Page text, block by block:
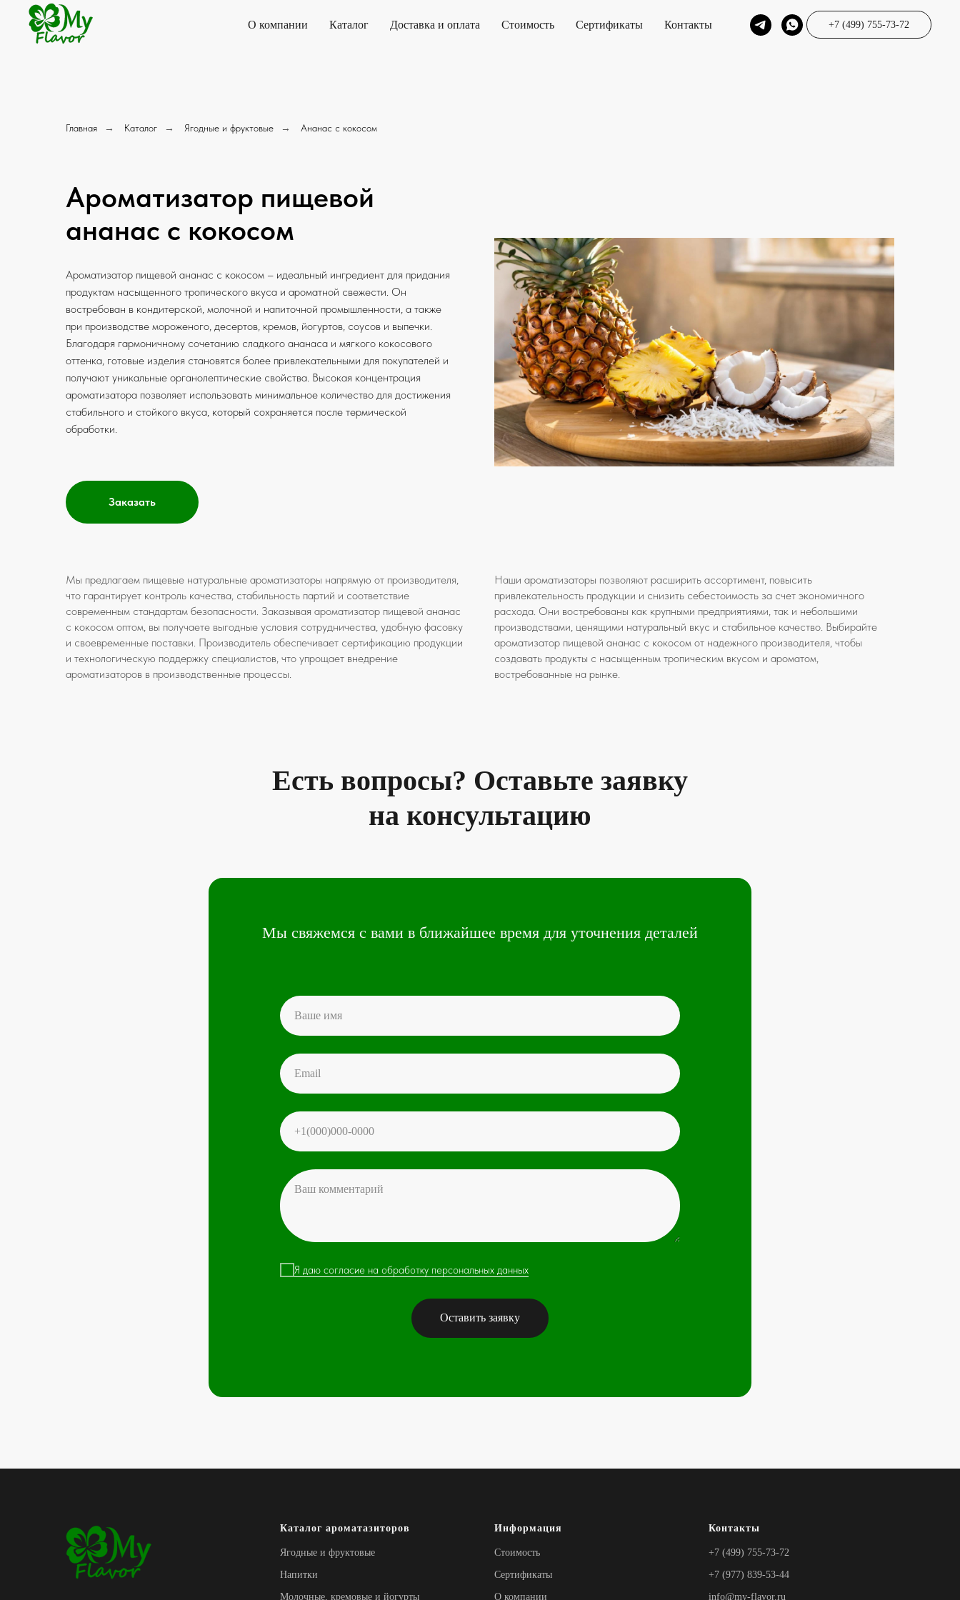
О компании Каталог Доставка и оплата Стоимость Сертификаты Контакты +7 (499) 755-73-72
Главная → Каталог → Ягодные и фруктовые → Ананас с кокосом
Ароматизатор пищевой
ананас с кокосом
Ароматизатор пищевой ананас с кокосом – идеальный ингредиент для придания
продуктам насыщенного тропического вкуса и ароматной свежести. Он
востребован в кондитерской, молочной и напиточной промышленности, а также
при производстве мороженого, десертов, кремов, йогуртов, соусов и выпечки.
Благодаря гармоничному сочетанию сладкого ананаса и мягкого кокосового
оттенка, готовые изделия становятся более привлекательными для покупателей и
получают уникальные органолептические свойства. Высокая концентрация
ароматизатора позволяет использовать минимальное количество для достижения
стабильного и стойкого вкуса, который сохраняется после термической
обработки.
Заказать
Мы предлагаем пищевые натуральные ароматизаторы напрямую от производителя,
что гарантирует контроль качества, стабильность партий и соответствие
современным стандартам безопасности. Заказывая ароматизатор пищевой ананас
с кокосом оптом, вы получаете выгодные условия сотрудничества, удобную фасовку
и своевременные поставки. Производитель обеспечивает сертификацию продукции
и технологическую поддержку специалистов, что упрощает внедрение
ароматизаторов в производственные процессы.
Наши ароматизаторы позволяют расширить ассортимент, повысить
привлекательность продукции и снизить себестоимость за счет экономичного
расхода. Они востребованы как крупными предприятиями, так и небольшими
производствами, ценящими натуральный вкус и стабильное качество. Выбирайте
ароматизатор пищевой ананас с кокосом от надежного производителя, чтобы
создавать продукты с насыщенным тропическим вкусом и ароматом,
востребованные на рынке.
Есть вопросы? Оставьте заявку
на консультацию
Мы свяжемся с вами в ближайшее время для уточнения деталей
Я даю согласие на обработку персональных данных
Оставить заявку
Каталог ароматазиторов
Ягодные и фруктовые
Напитки
Молочные, кремовые и йогурты
Информация
Стоимость
Сертификаты
О компании
Контакты
+7 (499) 755-73-72
+7 (977) 839-53-44
info@my-flavor.ru